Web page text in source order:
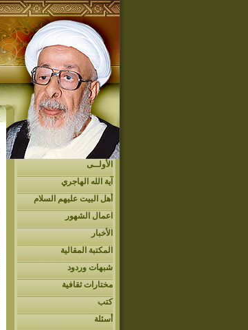
الأولــى
آية الله الهاجري
أهل البيت عليهم السلام
اعمال الشهور
الأخبار
المكتبة المقالية
شبهات وردود
مختارات ثقافية
كتب
أسئلة